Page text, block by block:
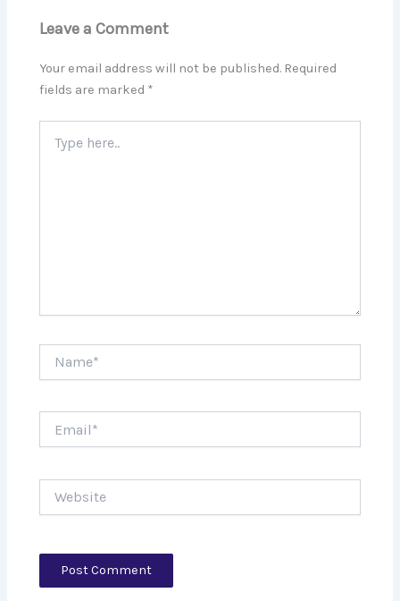
Leave a Comment
Your email address will not be published. Required
fields are marked *
here..